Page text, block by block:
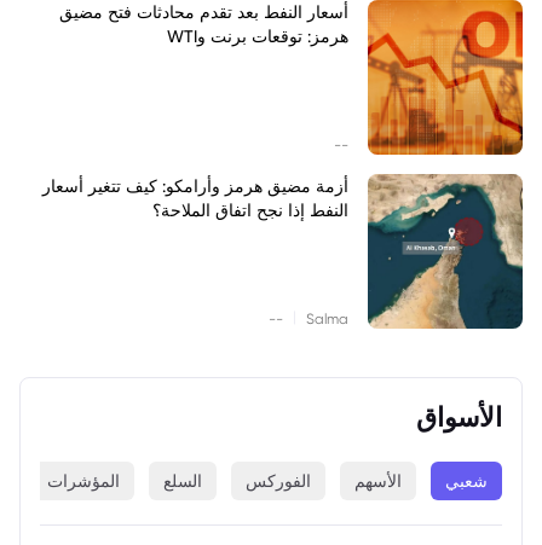
أسعار النفط بعد تقدم محادثات فتح مضيق
هرمز: توقعات برنت وWTI
--
أزمة مضيق هرمز وأرامكو: كيف تتغير أسعار
النفط إذا نجح اتفاق الملاحة؟
Salma
--
الأسواق
شعبي الأسهم الفوركس السلع المؤشرات